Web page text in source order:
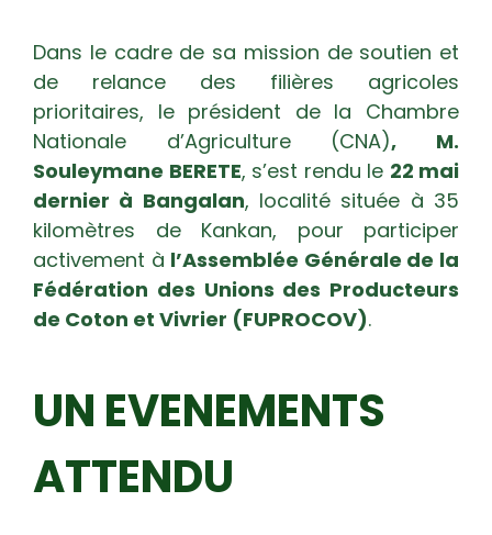
Dans le cadre de sa mission de soutien et
de relance des filières agricoles
prioritaires, le président de la Chambre
Nationale d’Agriculture (CNA), M.
Souleymane BERETE, s’est rendu le 22 mai
dernier à Bangalan, localité située à 35
kilomètres de Kankan, pour participer
activement à l’Assemblée Générale de la
Fédération des Unions des Producteurs
de Coton et Vivrier (FUPROCOV).
UN EVENEMENTS
ATTENDU